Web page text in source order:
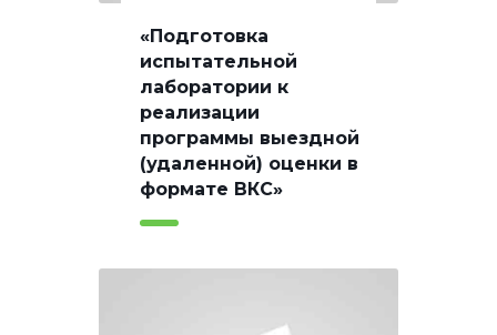
«Подготовка
испытательной
лаборатории к
реализации
программы выездной
(удаленной) оценки в
формате ВКС»